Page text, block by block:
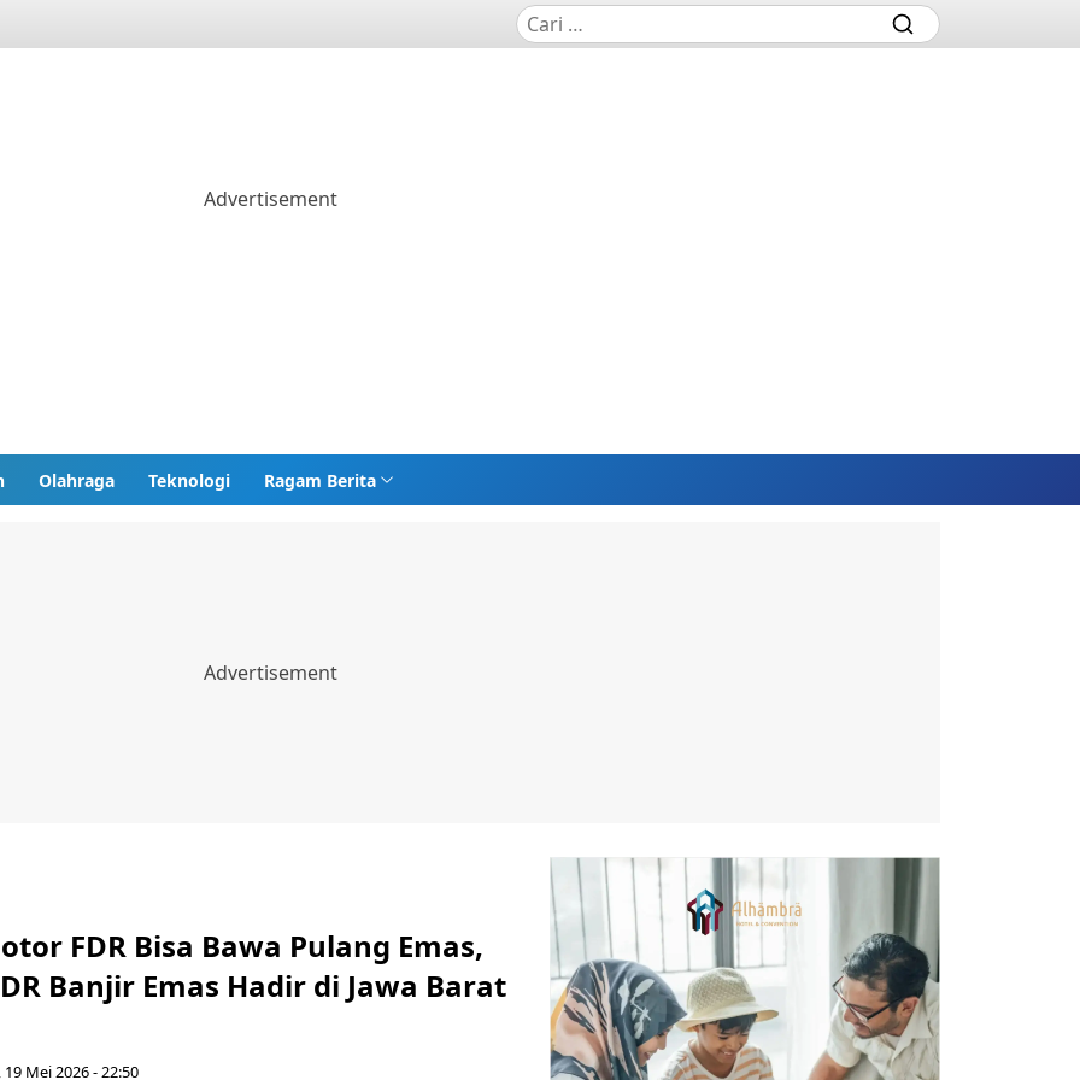
Olahraga Teknologi Ragam Berita
FDR Bisa Bawa Pulang Emas,
Banjir Emas Hadir di Jawa Barat
19 Mei 2026 - 22:50